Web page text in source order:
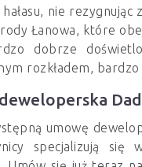
nie
Łanowa, które
dobrze
rozkładem,
umowę
specjalizują się